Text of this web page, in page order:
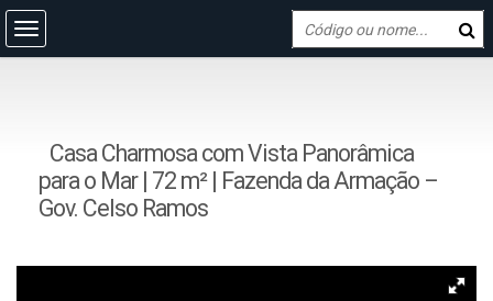
Casa Charmosa com Vista Panorâmica
para o Mar | 72 m² | Fazenda da Armação –
Gov. Celso Ramos